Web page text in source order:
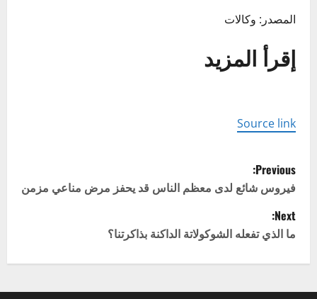
المصدر: وكالات
إقرأ المزيد
Source link
P
o
s
n
Previous:
فيروس شائع لدى معظم الناس قد يحفز مرض مناعي مزمن
Next:
ما الذي تفعله الشوكولاتة الداكنة بذاكرتنا؟